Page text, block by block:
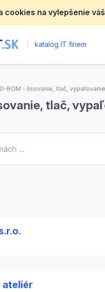
cookies na vylepšenie
katalóg IT firiem
ROM - lisovanie, tlač, vypaľovanie
tlač,
ateliér